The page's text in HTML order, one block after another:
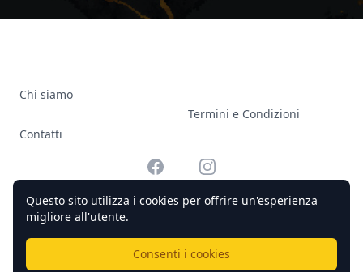
Questo sito utilizza i cookies per offrire un'esperienza
migliore all'utente.
Consenti i cookies
Chi siamo
Contatti
Termini e Condizioni
FacebookInstagram
© 2026 Officine Complicato Tutti i diritti riservati.